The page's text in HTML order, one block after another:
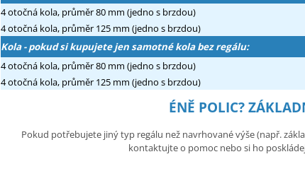
4 otočná kola, průměr 80 mm (jedno s brzdou)
4 otočná kola, průměr 125 mm (jedno s brzdou)
Kola - pokud si kupujete jen samotné kola bez regálu:
4 otočná kola, průměr 80 mm (jedno s brzdou)
4 otočná kola, průměr 125 mm (jedno s brzdou)
ÉNĚ POLIC?
Pokud potřebujete jiný typ regálu než navrhované výše (např.
kontaktujte o pomoc nebo si ho